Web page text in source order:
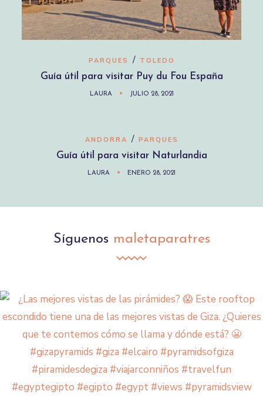
PARQUES / TOLEDO
Guía útil para visitar Puy du Fou España
LAURA JULIO 28, 2021
ANDORRA / PARQUES
Guía útil para visitar Naturlandia
LAURA ENERO 28, 2021
Síguenos maletaparatres